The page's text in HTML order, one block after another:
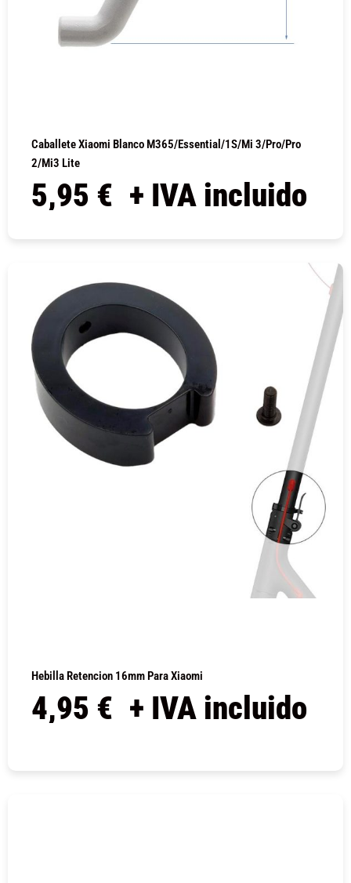
Caballete Xiaomi Blanco M365/Essential/1S/Mi 3/Pro/Pro
2/Mi3 Lite
5,95 € + IVA incluido
Hebilla Retencion 16mm Para Xiaomi
4,95 € + IVA incluido